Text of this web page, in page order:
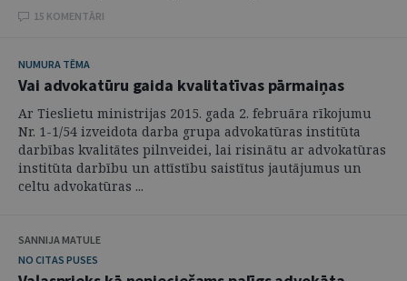
15 KOMENTĀRI
NUMURA TĒMA
Vai advokatūru gaida kvalitatīvas pārmaiņas
Ar Tieslietu ministrijas 2015. gada 2. februāra rīkojumu
Nr. 1-1/54 izveidota darba grupa advokatūras institūta
darbības kvalitātes pilnveidei, lai risinātu ar advokatūras
institūta darbību un attīstību saistītus jautājumus un
celtu advokatūras ...
SANNIJA MATULE
NO CITAS PUSES